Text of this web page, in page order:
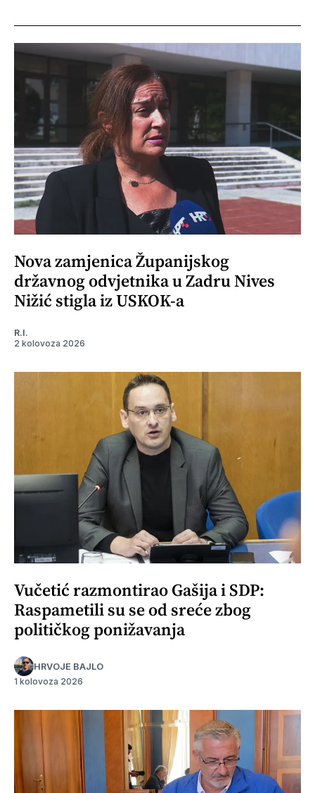
Nova zamjenica Županijskog
državnog odvjetnika u Zadru Nives
Nižić stigla iz USKOK-a
R.I.
2 kolovoza 2026
Vučetić razmontirao Gašija i SDP:
Raspametili su se od sreće zbog
političkog ponižavanja
HRVOJE BAJLO
1 kolovoza 2026